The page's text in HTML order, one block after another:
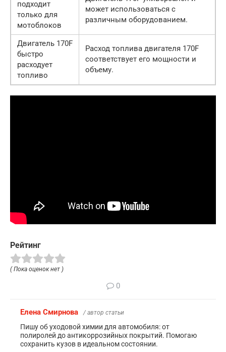
подходит
только для
мотоблоков
может использоваться с
различным оборудованием.
Двигатель 170F
быстро
расходует
топливо
Расход топлива двигателя 170F
соответствует его мощности и
объему.
Рейтинг
( Пока оценок нет )
0
Елена Смирнова / автор статьи
Пишу об уходовой химии для автомобиля: от
полиролей до антикоррозийных покрытий. Помогаю
сохранить кузов в идеальном состоянии.